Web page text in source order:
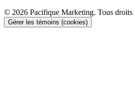
© 2026 Pacifique Marketing. Tous droits
Gérer les témoins (cookies)